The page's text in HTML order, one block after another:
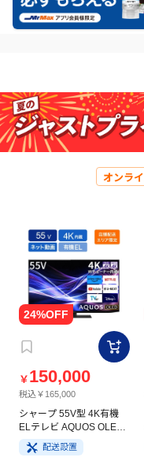
オンラ
￥ 150,000
税込￥165,000
シャープ 55V型 4K有機
ELテレビ AQUOS OLED
4T-C55GQ3
配送設置